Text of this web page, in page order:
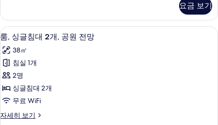
브
층
사
진
모
두
보
기
티
브
층
자
세
히
보
기
이
즈
침
대
개,
이
그
제
티
브
룸,
킹
사
이
침
대
개,
이
요금 보기
룸,
싱
글
침
대
2
개,
공
고급 침구, 오리/거위털 이불, 미니바,
6
룸, 싱글침대 2개, 공원 전망
38㎡
침실 1개
2명
싱글침대 2개
무료 WiFi
자세히 보기
룸,